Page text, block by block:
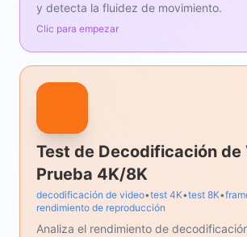
y detecta la fluidez de movimiento.
Clic para empezar
Test de Decodificación de
Prueba 4K/8K
decodificación de video•test 4K•test 8K•
rendimiento de reproducción
Analiza el rendimiento de